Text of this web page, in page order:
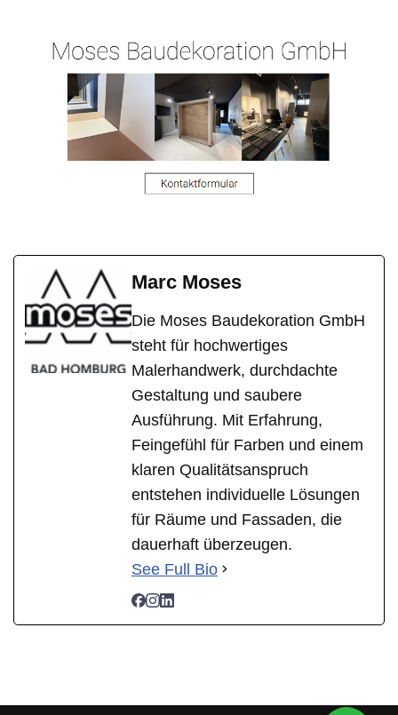
Marc Moses
Die Moses Baudekoration GmbH
steht für hochwertiges
Malerhandwerk, durchdachte
Gestaltung und saubere
Ausführung. Mit Erfahrung,
Feingefühl für Farben und einem
klaren Qualitätsanspruch
entstehen individuelle Lösungen
für Räume und Fassaden, die
dauerhaft überzeugen.
See Full Bio